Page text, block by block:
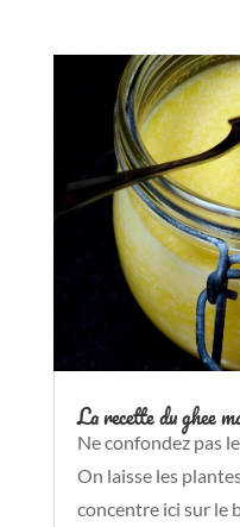
La recette du ghee
Ne confondez pas
On laisse les
concentre ici sur le